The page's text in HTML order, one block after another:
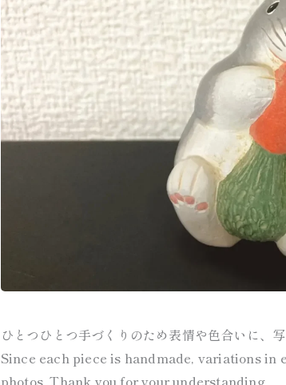
ひとつひとつ手づくりのため表情や色合いに、
Since each piece is handmade, variations
photos. Thank you for your understanding.